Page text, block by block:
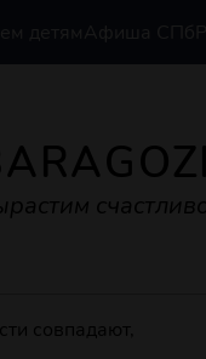
совпадают,